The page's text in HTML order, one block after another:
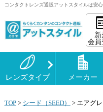
コンタクトレンズ通販アットスタイルは安
新
会員
レンズタイプ メーカー
TOP> シード（SEED） > エアグ